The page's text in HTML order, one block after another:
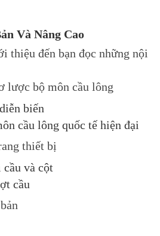
Và Nâng Cao
thiệu đến bạn đọc những nội
lược bộ môn cầu lông
biến
cầu lông quốc tế hiện đại
thiết bị
cầu và cột
cầu